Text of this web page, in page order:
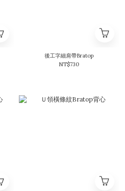
後工字細肩帶Bratop
NT$730